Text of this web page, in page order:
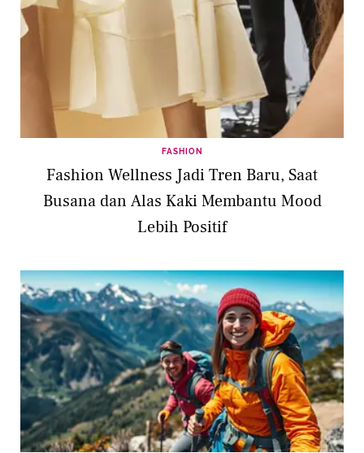
FASHION
Fashion Wellness Jadi Tren Baru, Saat
Busana dan Alas Kaki Membantu Mood
Lebih Positif